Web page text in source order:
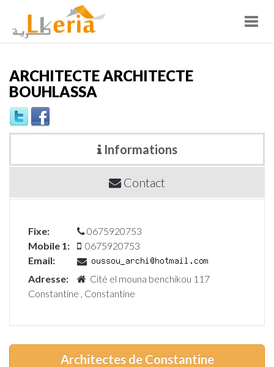
ARCHITECTE ARCHITECTE
BOUHLASSA
Informations
Contact
Fixe:
0675920753
Mobile 1:
0675920753
Email:
Adresse:
Cité el mouna benchikou 117
Constantine , Constantine
Architectes de Constantine